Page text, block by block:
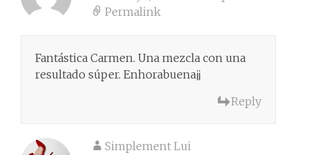
Permalink
Fantástica Carmen. Una mezcla con una
resultado súper. Enhorabuena¡¡
Reply
Simplement Lui